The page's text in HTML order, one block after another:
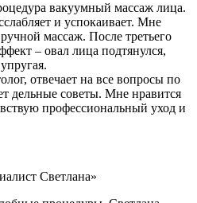
вакуумный массаж лица.
и успокаивает. Мне
массаж. После третьего
– овал лица подтянулся,
отвечает на все вопросы по
дельные советы. Мне нравится
профессиональный уход и
Светлана»